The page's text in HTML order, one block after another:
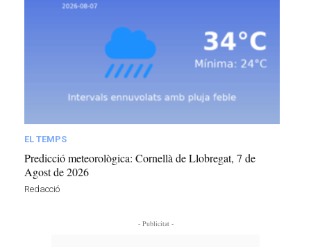
EL TEMPS
Predicció meteorològica: Cornellà de Llobregat, 7 de
Agost de 2026
Redacció
- Publicitat -